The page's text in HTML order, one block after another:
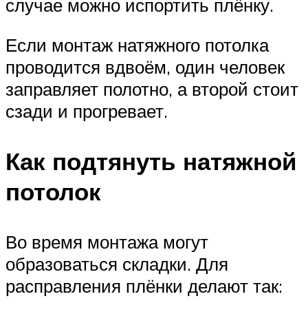
случае можно испортить плёнку.
Если монтаж натяжного потолка
проводится вдвоём, один человек
заправляет полотно, а второй стоит
сзади и прогревает.
Как подтянуть натяжной
потолок
Во время монтажа могут
образоваться складки. Для
расправления плёнки делают так: